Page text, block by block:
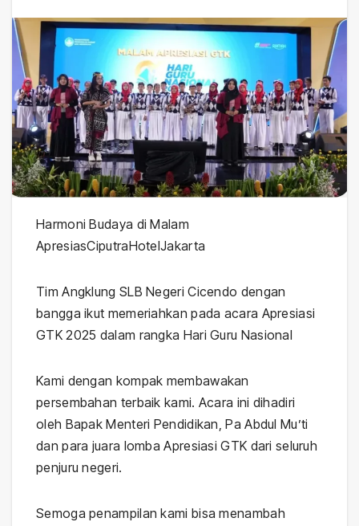
Harmoni Budaya di Malam
ApresiasCiputraHotelJakarta
Tim Angklung SLB Negeri Cicendo dengan
bangga ikut memeriahkan pada acara Apresiasi
GTK 2025 dalam rangka Hari Guru Nasional
Kami dengan kompak membawakan
persembahan terbaik kami. Acara ini dihadiri
oleh Bapak Menteri Pendidikan, Pa Abdul Mu’ti
dan para juara lomba Apresiasi GTK dari seluruh
penjuru negeri.
Semoga penampilan kami bisa menambah